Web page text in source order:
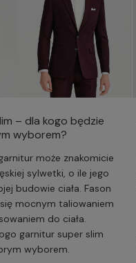
– dla kogo będzie
wyborem?
może znakomicie
sylwetki, o ile jego
budowie ciała. Fason
mocnym taliowaniem
do ciała.
garnitur super slim
wyborem.